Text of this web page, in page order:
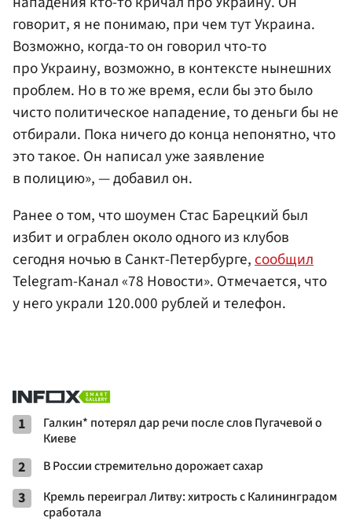
говорит, я не понимаю, при чем тут Украина.
Возможно, когда-то он говорил что-то
про Украину, возможно, в контексте нынешних
проблем. Но в то же время, если бы это было
чисто политическое нападение, то деньги бы не
отбирали. Пока ничего до конца непонятно, что
это такое. Он написал уже заявление
в полицию», — добавил он.
Ранее о том, что шоумен Стас Барецкий был
избит и ограблен около одного из клубов
сегодня ночью в Санкт-Петербурге,сообщил
Telegram-Канал «78 Новости». Отмечается, что
у него украли 120.000 рублей и телефон.
1
Галкин* потерял дар речи после слов Пугачевой о
Киеве
2 В России стремительно дорожает сахар
3
Кремль переиграл Литву: хитрость с Калининградом
сработала